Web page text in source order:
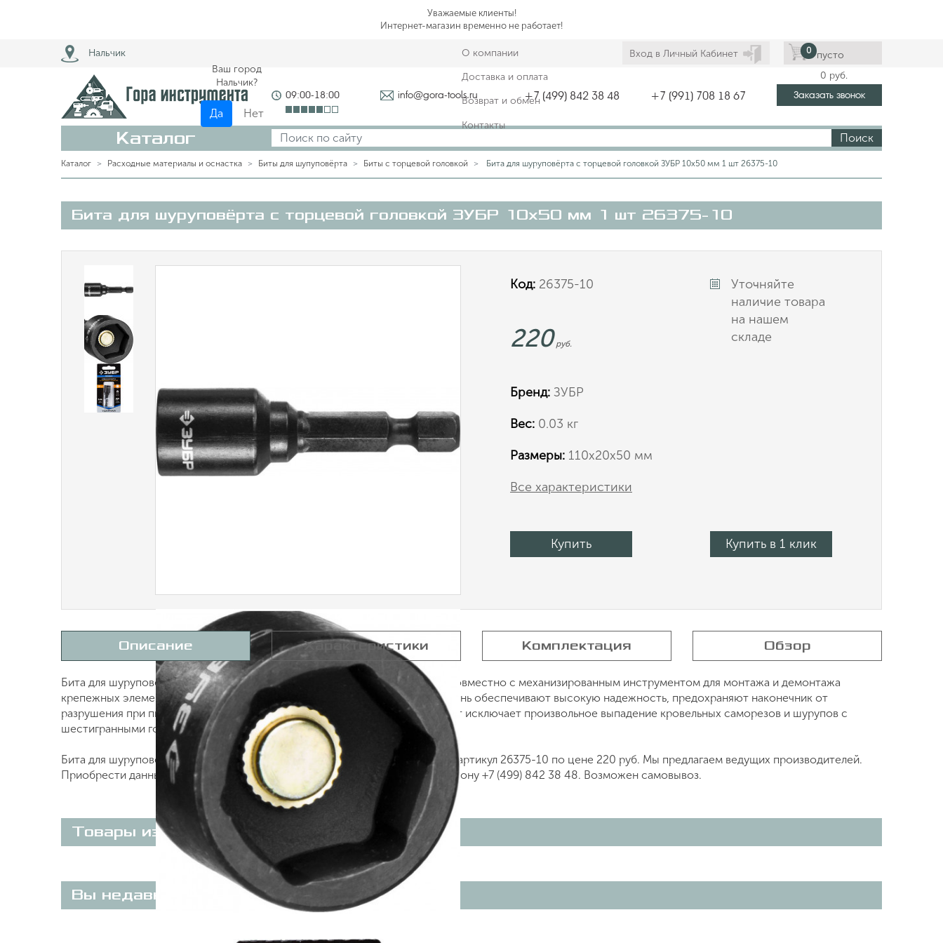
Уважаемые клиенты!
Интернет-магазин временно не работает!
Нальчик
Ваш город
Нальчик?
Да Нет
О компании
Доставка и оплата
Возврат и обмен
Контакты
Вход в Личный Кабинет пусто
0
0 руб.
09:00-18:00 info@gora-tools.ru +7 (499) 842 38 48 +7 (991) 708 18 67 Заказать звонок
Каталог Поиск
Каталог Расходные материалы и оснастка Биты для шупуповёрта Биты с торцевой головкой Бита для шуруповёрта с торцевой головкой ЗУБР 10х50 мм 1 шт 26375-10
Бита для шуруповёрта с торцевой головкой ЗУБР 10х50 мм 1 шт 26375-10
Код: 26375-10
220 руб.
Бренд: ЗУБР
Вес: 0.03 кг
Размеры: 110х20х50 мм
Все характеристики
Уточняйте
наличие товара
на нашем
складе
Купить Купить в 1 клик
Описание Характеристики Комплектация Обзор
Бита для шуруповерта с торцовой головкой ЗУБР 26375-10 применяется совместно с механизированным инструментом для монтажа и демонтажа
крепежных элементов. Экстратвердые рабочие грани и эластичный стержень обеспечивают высокую надежность, предохраняют наконечник от
разрушения при пиковых нагрузках. Встроенный в торцовую головку магнит исключает произвольное выпадение кровельных саморезов и шурупов с
шестигранными головками. Для ударных шуруповертов.
Бита для шуруповёрта с торцевой головкой ЗУБР 10х50 мм 1 шт 26375-10, артикул 26375-10 по цене 220 руб. Мы предлагаем ведущих производителей.
Приобрести данный товар Вы можете on-line на нашем сайте или по телефону +7 (499) 842 38 48. Возможен самовывоз.
Товары из этой категории
Вы недавно просматривали